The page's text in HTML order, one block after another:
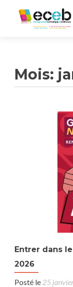
Mois:
Entrer dans
2026
Posté le 25